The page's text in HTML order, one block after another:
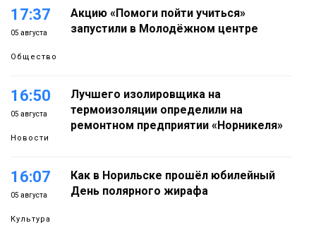
17:37
05 августа
Общество
Акцию «Помоги пойти учиться»
запустили в Молодёжном центре
16:50
05 августа
Новости
Лучшего изолировщика на
термоизоляции определили на
ремонтном предприятии «Норникеля»
16:07
05 августа
Культура
Как в Норильске прошёл юбилейный
День полярного жирафа